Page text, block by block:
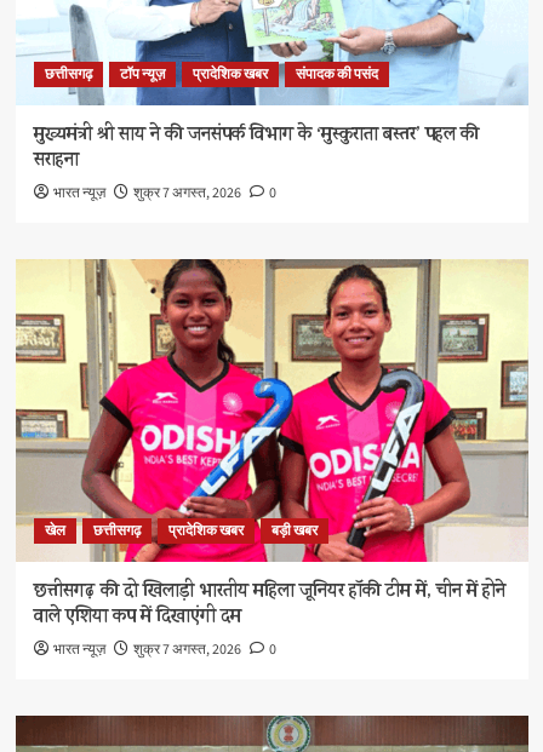
छत्तीसगढ़ टॉप न्यूज़ प्रादेशिक खबर संपादक की पसंद
मुख्यमंत्री श्री साय ने की जनसंपर्क विभाग के ‘मुस्कुराता बस्तर’ पहल की
सराहना
भारत न्यूज़ शुक्र 7 अगस्त, 2026 0
खेल छत्तीसगढ़ प्रादेशिक खबर बड़ी खबर
छत्तीसगढ़ की दो खिलाड़ी भारतीय महिला जूनियर हॉकी टीम में, चीन में होने
वाले एशिया कप में दिखाएंगी दम
भारत न्यूज़ शुक्र 7 अगस्त, 2026 0